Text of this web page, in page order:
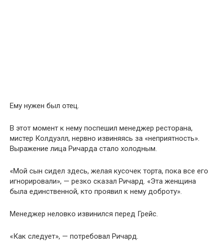
Ему нужен был отец.
В этот момент к нему поспешил менеджер ресторана,
мистер Колдуэлл, нервно извиняясь за «неприятность».
Выражение лица Ричарда стало холодным.
«Мой сын сидел здесь, желая кусочек торта, пока все его
игнорировали», — резко сказал Ричард. «Эта женщина
была единственной, кто проявил к нему доброту».
Менеджер неловко извинился перед Грейс.
«Как следует», — потребовал Ричард.